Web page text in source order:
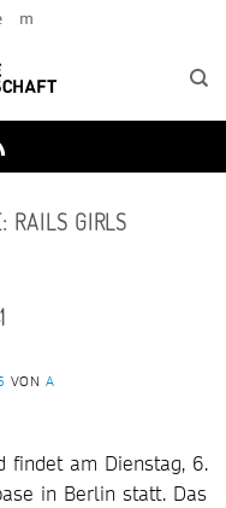
m
RAILS GIRLS
VON A
findet am Dienstag, 6.
in Berlin statt. Das